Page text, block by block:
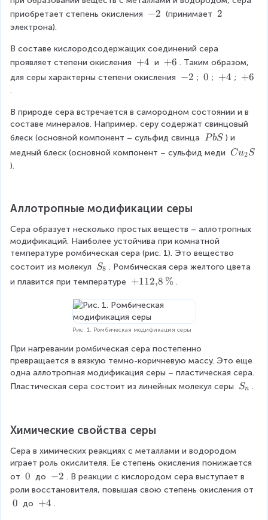
6
приобретает степень окисления \
2
−2 (принимает \
2
электрона).
В составе кислородсодержащих соединений сера
проявляет степени окисления \
\
+4 и \
\
+6 . Таким образом,
для серы характерны степени окисления \
2
−2 ; \
0 ; \
4
+4 ; \
6
+6
.
В природе сера встречается в самородном состоянии и в
составе минералов. Например, серу содержат свинцовый
блеск (основной компонент – сульфид свинца \
\
PbS ) и
медный блеск (основной компонент – сульфид меди C
Cu2S
).
Аллотропные модификации серы
Сера образует несколько простых веществ – аллотропных
модификаций. Наиболее устойчива при комнатной
температуре ромбическая сера (рис. 1). Это вещество
состоит из молекул S
_
8
S8 . Ромбическая сера желтого цвета
и плавится при температуре +
1
2
{,
8
\,
\
%
+112,8 % .
Рис. 1. Ромбическая модификация серы
При нагревании ромбическая сера постепенно
превращается в вязкую темно-коричневую массу. Это еще
одна аллотропная модификация серы – пластическая сера.
Пластическая сера состоит из линейных молекул серы S
Sn .
Химические свойства серы
Сера в химических реакциях с металлами и водородом
играет роль окислителя. Ее степень окисления понижается
от \
\
0
0 до \
\
−2 . В реакции с кислородом сера выступает в
роли восстановителя, повышая свою степень окисления от
\
0 до \
+4 .